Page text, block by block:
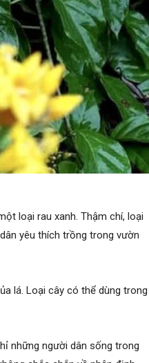
loại rau xanh. Thậm chí, loại
yêu thích trồng trong vườn
lá. Loại cây có thể dùng trong
những người dân sống trong